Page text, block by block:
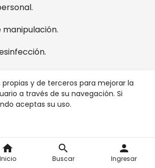
home
Inicio
search
Buscar
person
Ingresar
materias primas e insumos.
fraccionamiento, envasado y
propias y de terceros para mejorar la
a través de su navegación. Si
aceptas su uso.